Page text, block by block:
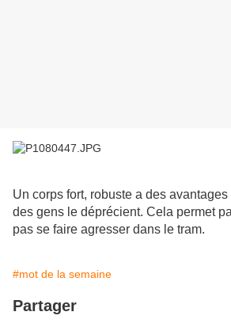
Un corps fort, robuste a des
des gens le déprécient. Cela permet
pas se faire agresser dans le tram.
#mot de la semaine
Partager